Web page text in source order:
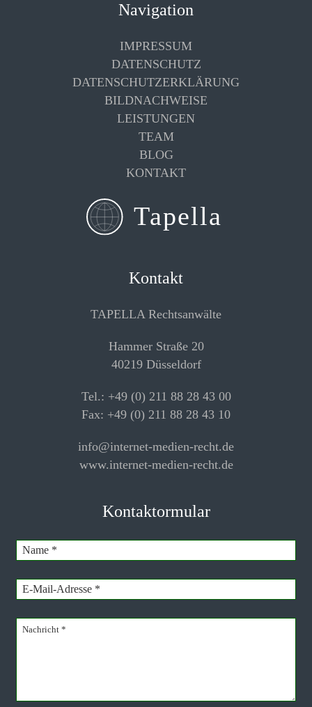
Navigation
IMPRESSUM
DATENSCHUTZ
DATENSCHUTZERKLÄRUNG
BILDNACHWEISE
LEISTUNGEN
TEAM
BLOG
KONTAKT
Kontakt
TAPELLA Rechtsanwälte
Hammer Straße 20
40219 Düsseldorf
Tel.: +49 (0) 211 88 28 43 00
Fax: +49 (0) 211 88 28 43 10
info@internet-medien-recht.de
www.internet-medien-recht.de
Kontaktormular